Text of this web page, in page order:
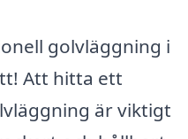
golvläggning i
Att hitta ett
är viktigt